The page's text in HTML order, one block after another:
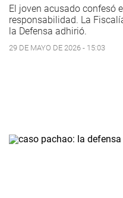
El joven acusado confesó
responsabilidad. La
la Defensa adhirió.
29 DE MAYO DE 2026 - 15:03